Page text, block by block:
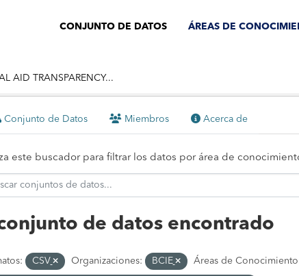
CONJUNTO DE DATOS ÁREAS DE
AID TRANSPARENCY...
Conjunto de Datos Miembros Acerca de
este buscador para filtrar los datos por área de
de datos encontrado
CSV Organizaciones: BCIE Áreas de